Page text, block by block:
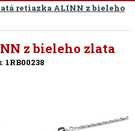
retiazka ALINN z bieleho
z bieleho zlata
1RB00238